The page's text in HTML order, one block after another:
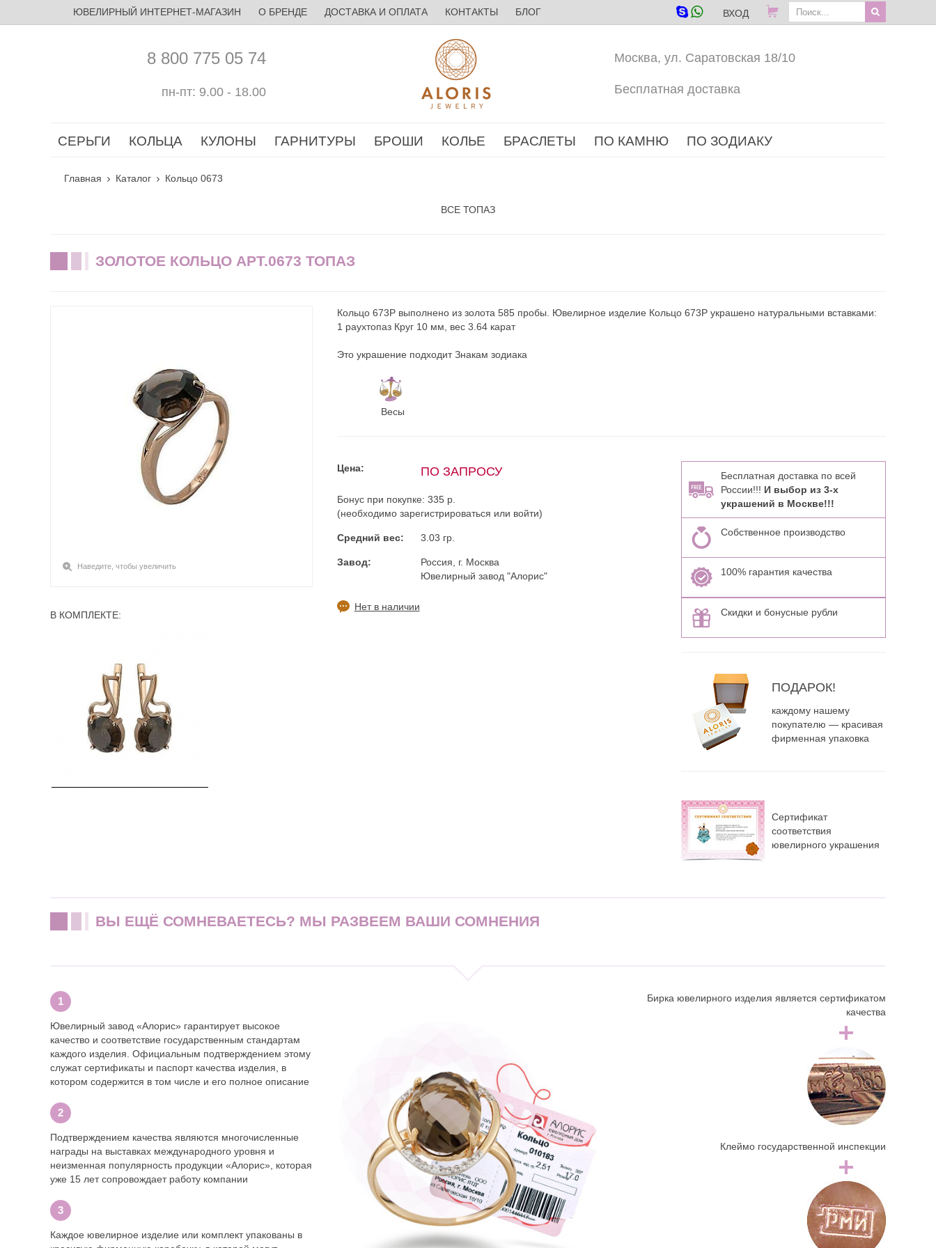
ЮВЕЛИРНЫЙ ИНТЕРНЕТ-МАГАЗИН О БРЕНДЕ ДОСТАВКА И ОПЛАТА КОНТАКТЫ БЛОГ ВХОД
8 800 775 05 74
пн-пт: 9.00 - 18.00
Москва, ул. Саратовская 18/10
Бесплатная доставка
СЕРЬГИ КОЛЬЦА КУЛОНЫ ГАРНИТУРЫ БРОШИ КОЛЬЕ БРАСЛЕТЫ ПО КАМНЮ ПО ЗОДИАКУ
Главная Каталог Кольцо 0673
ВСЕ ТОПАЗ
ЗОЛОТОЕ КОЛЬЦО АРТ.0673 ТОПАЗ
Наведите, чтобы увеличить
В КОМПЛЕКТЕ:
Кольцо 673Р выполнено из золота 585 пробы. Ювелирное изделие Кольцо 673Р украшено натуральными вставками:
1 раухтопаз Круг 10 мм, вес 3.64 карат
Это украшение подходит Знакам зодиака
Весы
Цена: ПО ЗАПРОСУ
Бонус при покупке: 335 р.
(необходимо зарегистрироваться или войти)
Средний вес: 3.03 гр.
Завод:
Россия, г. Москва
Ювелирный завод "Алорис"
Нет в наличии
Бесплатная доставка по всей
России!!! И выбор из 3-х
украшений в Москве!!!
Собственное производство
100% гарантия качества
Скидки и бонусные рубли
ПОДАРОК!
каждому нашему
покупателю — красивая
фирменная упаковка
Сертификат
соответствия
ювелирного украшения
ВЫ ЕЩЁ СОМНЕВАЕТЕСЬ? МЫ РАЗВЕЕМ ВАШИ СОМНЕНИЯ
Ювелирный завод «Алорис» гарантирует высокое
качество и соответствие государственным стандартам
каждого изделия. Официальным подтверждением этому
служат сертификаты и паспорт качества изделия, в
котором содержится в том числе и его полное описание
Подтверждением качества являются многочисленные
награды на выставках международного уровня и
неизменная популярность продукции «Алорис», которая
уже 15 лет сопровождает работу компании
Каждое ювелирное изделие или комплект упакованы в
Бирка ювелирного изделия является сертификатом
качества
Клеймо государственной инспекции